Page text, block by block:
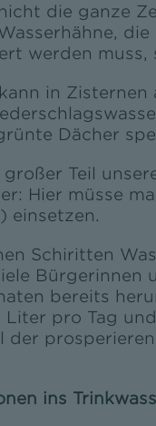
die ganze
werden
in
Dächer
Teil
Hier müsse
einsetzen.
Schiritten
bereits
Liter pro Tag
der
ins